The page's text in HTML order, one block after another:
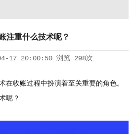
注重什么技术呢？
17 20:00:50浏览 298次
收账过程中扮演着至关重要的角色。
呢？